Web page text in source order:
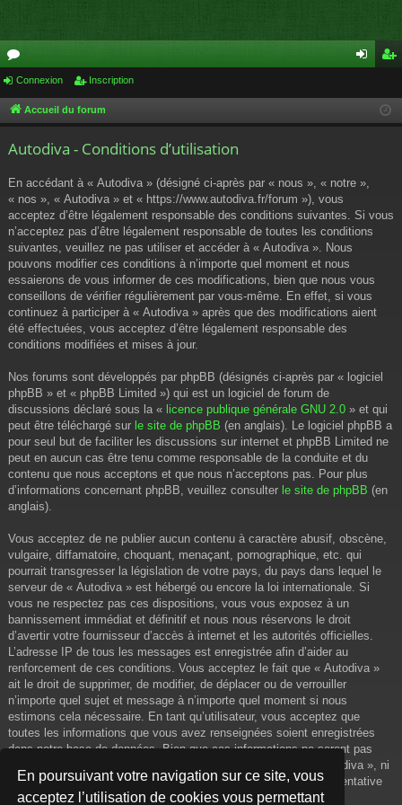
En poursuivant votre navigation sur ce site, vous
acceptez l’utilisation de cookies vous permettant
or
u cri
Connexion Inscription
Accueil du forum
Autodiva - Conditions d’utilisation
En accédant à « Autodiva » (désigné ci-après par « nous », « notre »,
« nos », « Autodiva » et « https://www.autodiva.fr/forum »), vous
acceptez d’être légalement responsable des conditions suivantes. Si vous
n’acceptez pas d’être légalement responsable de toutes les conditions
suivantes, veuillez ne pas utiliser et accéder à « Autodiva ». Nous
pouvons modifier ces conditions à n’importe quel moment et nous
essaierons de vous informer de ces modifications, bien que nous vous
conseillons de vérifier régulièrement par vous-même. En effet, si vous
continuez à participer à « Autodiva » après que des modifications aient
été effectuées, vous acceptez d’être légalement responsable des
conditions modifiées et mises à jour.
Nos forums sont développés par phpBB (désignés ci-après par « logiciel
phpBB » et « phpBB Limited ») qui est un logiciel de forum de
discussions déclaré sous la « licence publique générale GNU 2.0 » et qui
peut être téléchargé sur le site de phpBB (en anglais). Le logiciel phpBB a
pour seul but de faciliter les discussions sur internet et phpBB Limited ne
peut en aucun cas être tenu comme responsable de la conduite et du
contenu que nous acceptons et que nous n’acceptons pas. Pour plus
d’informations concernant phpBB, veuillez consulter le site de phpBB (en
anglais).
Vous acceptez de ne publier aucun contenu à caractère abusif, obscène,
vulgaire, diffamatoire, choquant, menaçant, pornographique, etc. qui
pourrait transgresser la législation de votre pays, du pays dans lequel le
serveur de « Autodiva » est hébergé ou encore la loi internationale. Si
vous ne respectez pas ces dispositions, vous vous exposez à un
bannissement immédiat et définitif et nous nous réservons le droit
d’avertir votre fournisseur d’accès à internet et les autorités officielles.
L’adresse IP de tous les messages est enregistrée afin d’aider au
renforcement de ces conditions. Vous acceptez le fait que « Autodiva »
ait le droit de supprimer, de modifier, de déplacer ou de verrouiller
n’importe quel sujet et message à n’importe quel moment si nous
estimons cela nécessaire. En tant qu’utilisateur, vous acceptez que
toutes les informations que vous avez renseignées soient enregistrées
dans notre base de données. Bien que ces informations ne seront pas
diffusées à une tierce partie sans votre consentement, ni « Autodiva », ni
phpBB, ne pourront être tenus comme responsables en cas de tentative
de piratage informatique visant à compromettre vos données.